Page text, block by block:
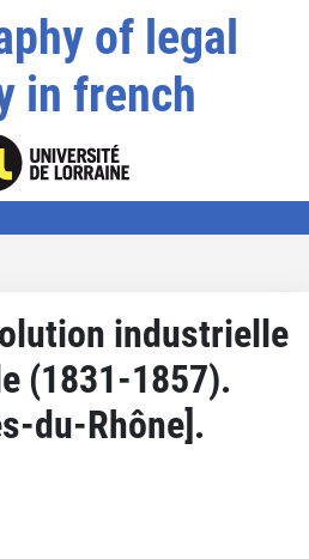
of legal
in french
industrielle
(1831-1857).
du-Rhône].